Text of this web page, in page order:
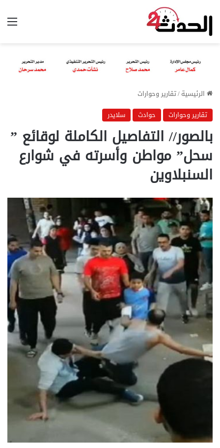
الرئيسية/تقارير وحوارات
تقارير وحوارات
حوادث سلايدر
بالصور// التفاصيل الكاملة لوقائع ”
سحل” مواطن وأسرته في شوارع
السنبلاوين